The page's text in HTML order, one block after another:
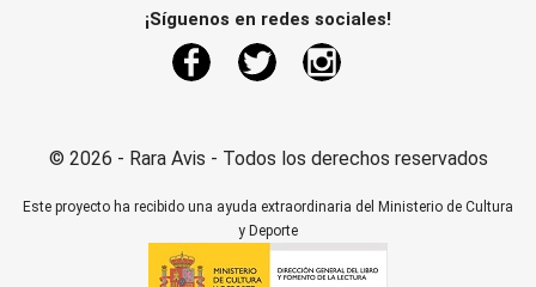
¡Síguenos en redes sociales!
FacebookTwitter
© 2026 - Rara Avis - Todos los derechos reservados
Este proyecto ha recibido una ayuda extraordinaria del Ministerio de Cultura
y Deporte